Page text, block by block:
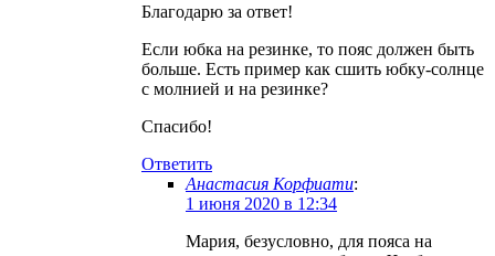
Благодарю за ответ!
Если юбка на резинке, то пояс должен быть
больше. Есть пример как сшить юбку-солнце
с молнией и на резинке?
Спасибо!
Ответить
Анастасия Корфиати:
1 июня 2020 в 12:34
Мария, безусловно, для пояса на